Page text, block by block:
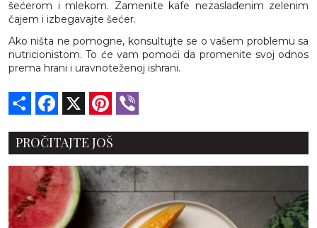
šećerom i mlekom. Zamenite kafe nezaslađenim zelenim
čajem i izbegavajte šećer.
Ako ništa ne pomogne, konsultujte se o vašem problemu sa
nutricionistom. To će vam pomoći da promenite svoj odnos
prema hrani i uravnoteženoj ishrani.
Share Facebook Pinterest
PROČITAJTE JOŠ